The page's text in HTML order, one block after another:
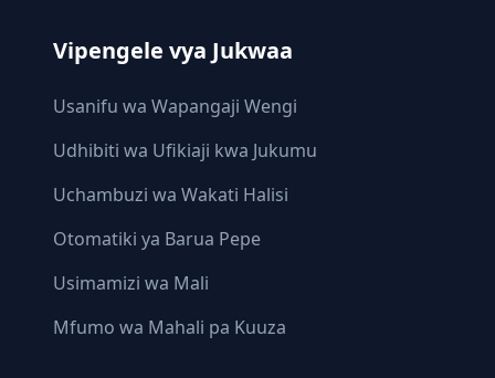
Vipengele vya Jukwaa
Usanifu wa Wapangaji Wengi
Udhibiti wa Ufikiaji kwa Jukumu
Uchambuzi wa Wakati Halisi
Otomatiki ya Barua Pepe
Usimamizi wa Mali
Mfumo wa Mahali pa Kuuza